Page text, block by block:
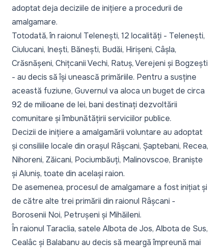
adoptat deja deciziile de inițiere a procedurii de
amalgamare.
Totodată, în raionul Telenești, 12 localități - Telenești,
Ciulucani, Inești, Bănești, Budăi, Hirișeni, Câșla,
Crăsnășeni, Chițcanii Vechi, Ratuș, Verejeni și Bogzești
- au decis să își unească primăriile. Pentru a susține
această fuziune, Guvernul va aloca un buget de circa
92 de milioane de lei, bani destinați dezvoltării
comunitare și îmbunătățirii serviciilor publice.
Decizii de inițiere a amalgamării voluntare au adoptat
și consiliile locale din orașul Râșcani, Șaptebani, Recea,
Nihoreni, Zăicani, Pociumbăuți, Malinovscoe, Braniște
și Aluniș, toate din același raion.
De asemenea, procesul de amalgamare a fost inițiat și
de către alte trei primării din raionul Râșcani -
Borosenii Noi, Petrușeni și Mihăileni.
În raionul Taraclia, satele Albota de Jos, Albota de Sus,
Cealâc și Balabanu au decis să meargă împreună mai